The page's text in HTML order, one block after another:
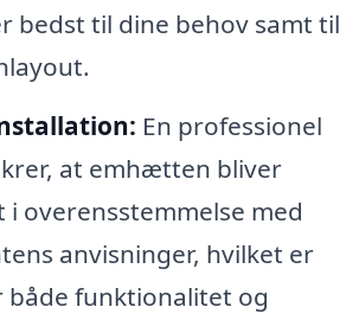
bedst til dine behov samt til
En professionel
at emhætten bliver
i overensstemmelse med
anvisninger, hvilket er
funktionalitet og